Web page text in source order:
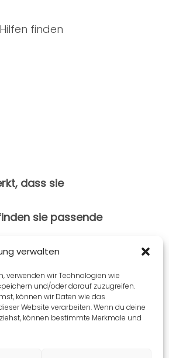
verwalten
verwenden wir Technologien wie
und/oder darauf zuzugreifen.
können wir Daten wie das
Website verarbeiten. Wenn du deine
können bestimmte Merkmale und
finden
dass sie
sie passende
wieder freier in
Weiter Lektion